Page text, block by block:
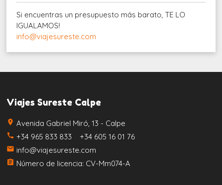
Si encuentras un presupuesto más barato, TE LO
IGUALAMOS!
info@viajesureste.com
Viajes Sureste Calpe
place Avenida Gabriel Miró, 13 - Calpe
call +34 965 833 833 +34 605 16 01 76
email info@viajesureste.com
assignment Número de licencia: CV-Mm074-A